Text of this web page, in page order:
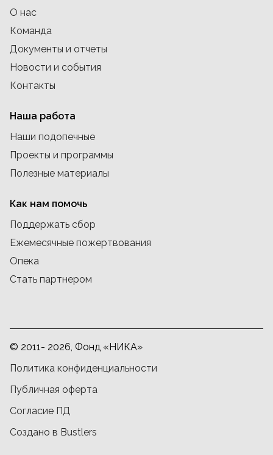
О нас
Команда
Документы и отчеты
Новости и события
Контакты
Наша работа
Наши подопечные
Проекты и программы
Полезные материалы
Как нам помочь
Поддержать сбор
Ежемесячные пожертвования
Опека
Стать партнером
© 2011- 2026, Фонд «НИКА»
Политика конфиденциальности
Публичная оферта
Согласие ПД
Создано в Bustlers